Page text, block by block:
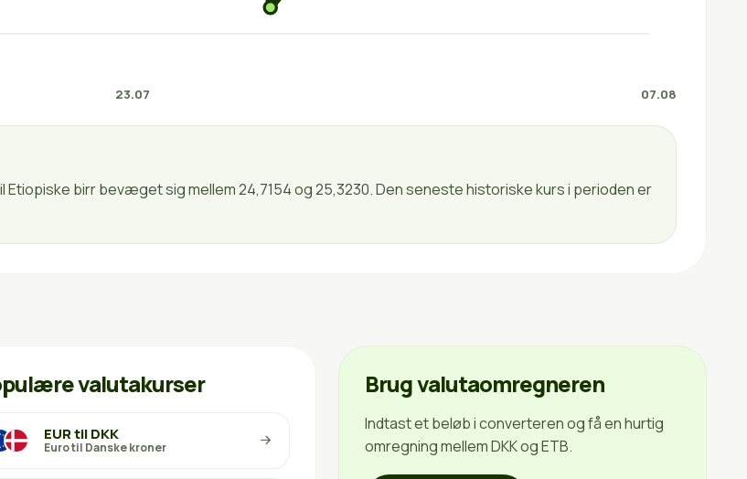
23.07 07.08
Etiopiske birr bevæget sig mellem 24,7154 og 25,3230. Den seneste historiske kurs i perioden er
valutakurser
EUR til DKK
Euro til Danske kroner
Brug valutaomregneren
Indtast et beløb i converteren og få en hurtig
omregning mellem DKK og ETB.